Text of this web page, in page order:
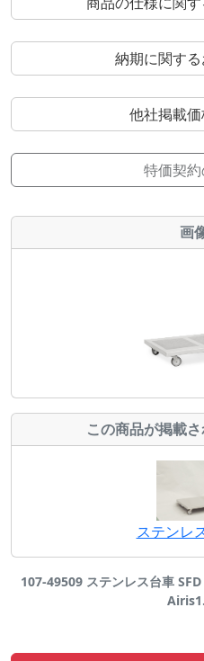
納期に関す
他社掲載
特価契
画
この商品が掲載
ステンレ
107-49509 ステンレス台車